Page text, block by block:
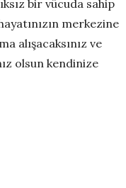
bir vücuda sahip
merkezine
alışacaksınız ve
olsun kendinize